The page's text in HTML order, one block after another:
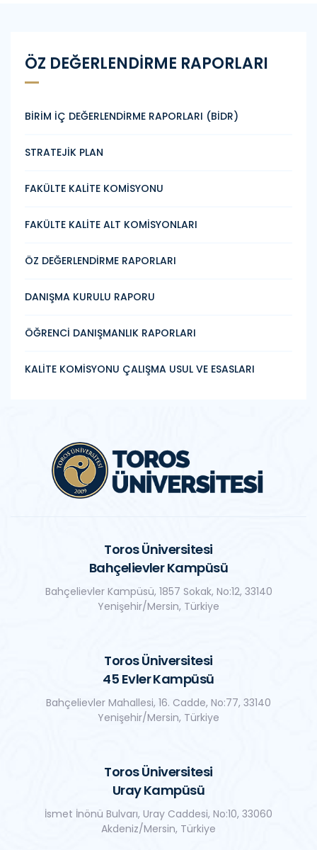
ÖZ DEĞERLENDİRME RAPORLARI
BİRİM İÇ DEĞERLENDİRME RAPORLARI (BİDR)
STRATEJİK PLAN
FAKÜLTE KALİTE KOMİSYONU
FAKÜLTE KALİTE ALT KOMİSYONLARI
ÖZ DEĞERLENDİRME RAPORLARI
DANIŞMA KURULU RAPORU
ÖĞRENCİ DANIŞMANLIK RAPORLARI
KALİTE KOMİSYONU ÇALIŞMA USUL VE ESASLARI
Toros Üniversitesi
Bahçelievler Kampüsü
Bahçelievler Kampüsü, 1857 Sokak, No:12, 33140
Yenişehir/Mersin, Türkiye
Toros Üniversitesi
45 Evler Kampüsü
Bahçelievler Mahallesi, 16. Cadde, No:77, 33140
Yenişehir/Mersin, Türkiye
Toros Üniversitesi
Uray Kampüsü
İsmet İnönü Bulvarı, Uray Caddesi, No:10, 33060
Akdeniz/Mersin, Türkiye